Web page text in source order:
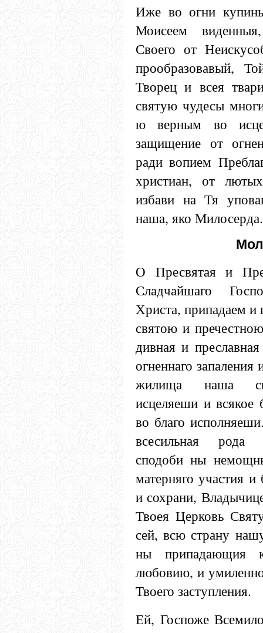
Иже во огни
Моисеем
Своего от
прообразовавый,
Творец и всея
святую чудесы
ю верным во
защищение от
ради вопием
христиан, от
избави на Тя
наша, яко Милосерда.
О Пресвятая и
Сладчайшаго
Христа, припадаем и
святою и
дивная и
огненнаго
жилища наша
исцеляеши и всякое
во благо
всесильная рода
сподоби ны
матерняго участия и
и сохрани,
Твоея Церковь
сей, всю страну
ны
любовию, и
Твоего заступления.
Ей, Госпоже